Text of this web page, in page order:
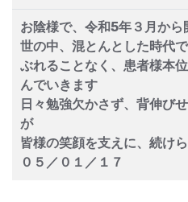
お陰様で、令和5年３月から
世の中、混とんとした時代
ぶれることなく、患者様本
んでいきます
日々勉強欠かさず、背伸び
が
皆様の笑顔を支えに、続け
０５／０１／１７